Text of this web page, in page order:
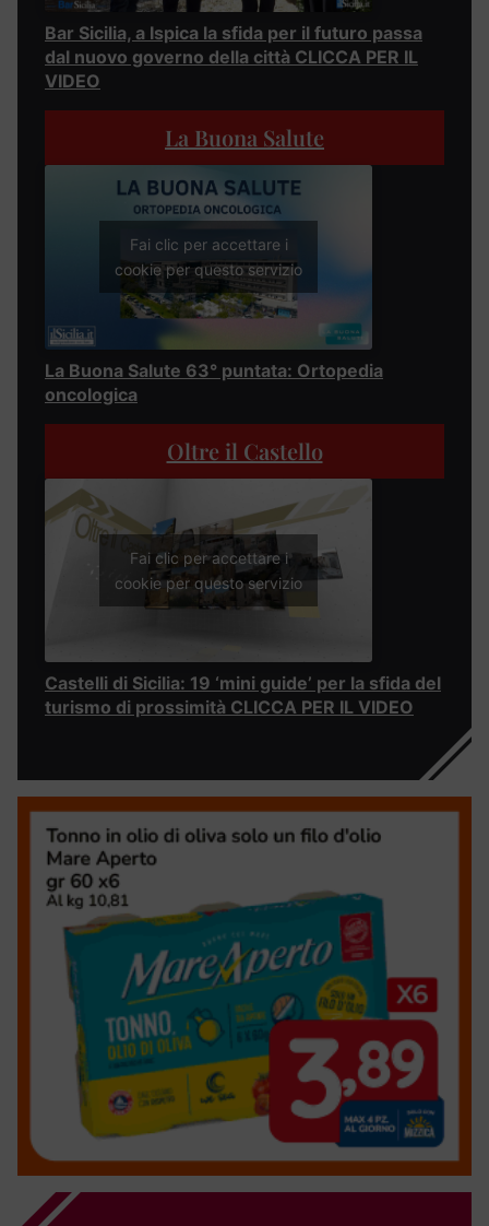
Bar Sicilia, a Ispica la sfida per il futuro passa
dal nuovo governo della città CLICCA PER IL
VIDEO
La Buona Salute
Fai clic per accettare i
cookie per questo servizio
La Buona Salute 63° puntata: Ortopedia
oncologica
Oltre il Castello
Fai clic per accettare i
cookie per questo servizio
Castelli di Sicilia: 19 ‘mini guide’ per la sfida del
turismo di prossimità CLICCA PER IL VIDEO